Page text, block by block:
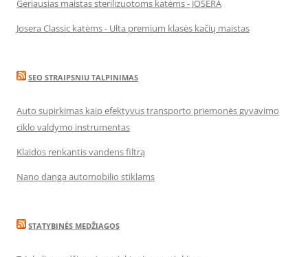
Geriausias maistas sterilizuotoms katėms - JOSERA
Josera Classic katėms - Ulta premium klasės kačių maistas
SEO STRAIPSNIU TALPINIMAS
Auto supirkimas kaip efektyvus transporto priemonės gyvavimo
ciklo valdymo instrumentas
Klaidos renkantis vandens filtrą
Nano danga automobilio stiklams
STATYBINĖS MEDŽIAGOS